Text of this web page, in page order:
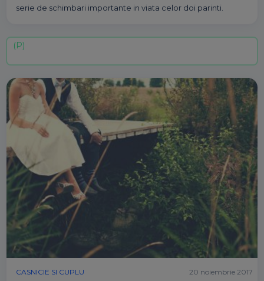
serie de schimbari importante in viata celor doi parinti.
CASNICIE SI CUPLU 20 noiembrie 2017